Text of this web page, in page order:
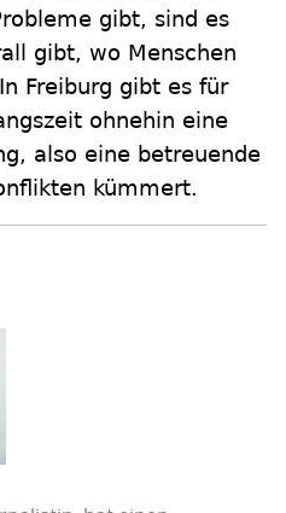
gibt, sind es
gibt, wo Menschen
Freiburg gibt es für
ohnehin eine
also eine betreuende
kümmert.